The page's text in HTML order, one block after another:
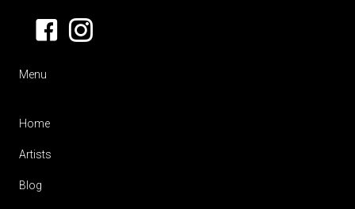
Menu
Home
Artists
Blog